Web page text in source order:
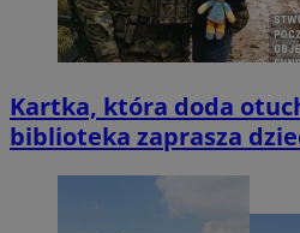
Kartka, która doda
biblioteka zaprasza